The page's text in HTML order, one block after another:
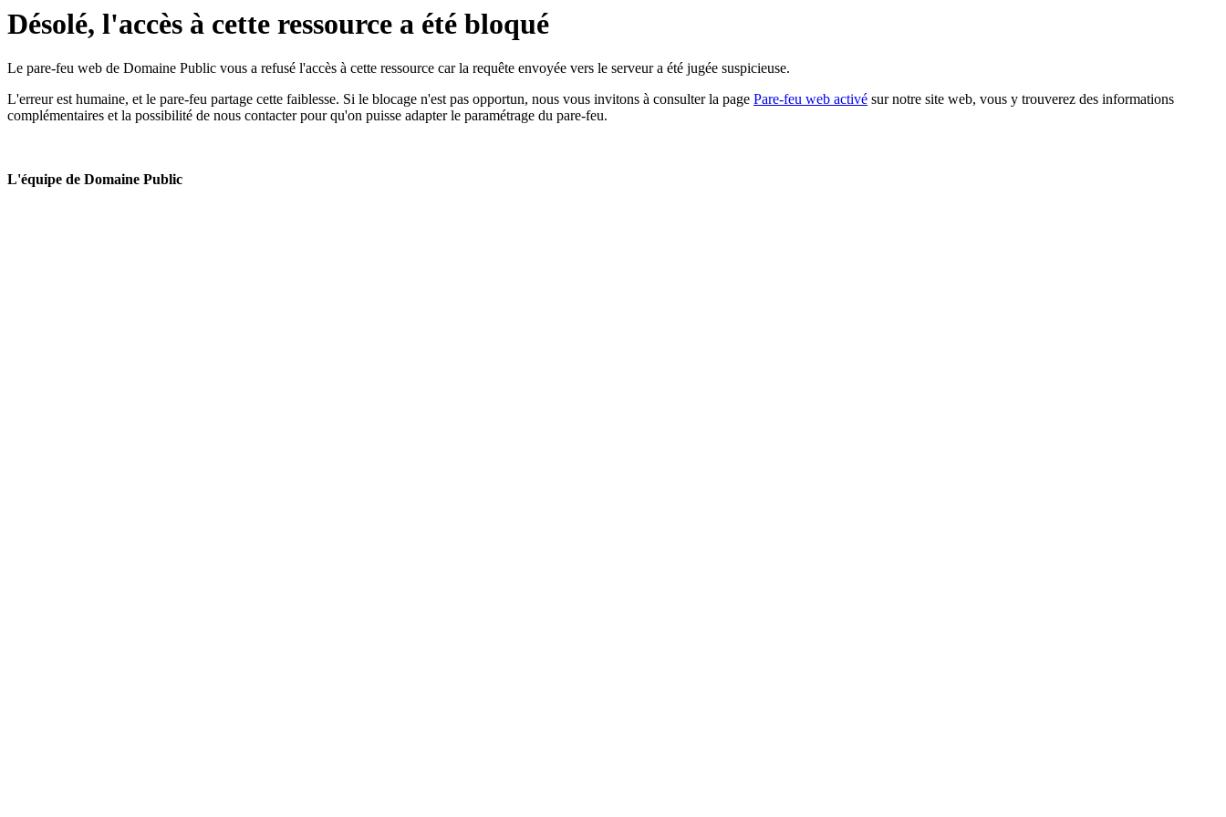
Désolé, l'accès à cette ressource a été bloqué
Le pare-feu web de Domaine Public vous a refusé l'accès à cette ressource car la requête envoyée vers le serveur a été jugée suspicieuse.
L'erreur est humaine, et le pare-feu partage cette faiblesse. Si le blocage n'est pas opportun, nous vous invitons à consulter la page Pare-feu web activé sur notre site web, vous y trouverez des informations
complémentaires et la possibilité de nous contacter pour qu'on puisse adapter le paramétrage du pare-feu.
L'équipe de Domaine Public